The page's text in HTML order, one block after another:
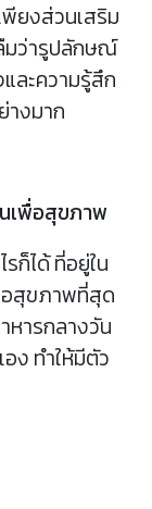
ยงส่วนเสริม
มว่ารูปลักษณ์
ละความรู้สึก
างมาก
เพื่อสุขภาพ
ก็ได้ ที่อยู่ใน
อสุขภาพที่สุด
หารกลางวัน
ง ทำให้มีตัว